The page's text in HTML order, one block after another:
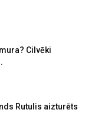
Cilvēki
Rutulis aizturēts